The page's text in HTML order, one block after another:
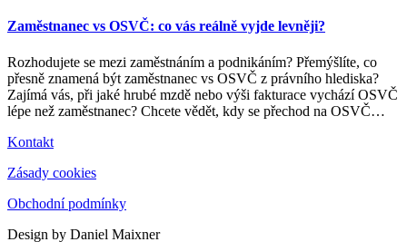
Zaměstnanec vs OSVČ: co vás reálně vyjde levněji?
Rozhodujete se mezi zaměstnáním a podnikáním? Přemýšlíte, co
přesně znamená být zaměstnanec vs OSVČ z právního hlediska?
Zajímá vás, při jaké hrubé mzdě nebo výši fakturace vychází OSVČ
lépe než zaměstnanec? Chcete vědět, kdy se přechod na OSVČ…
Kontakt
Zásady cookies
Obchodní podmínky
Design by Daniel Maixner